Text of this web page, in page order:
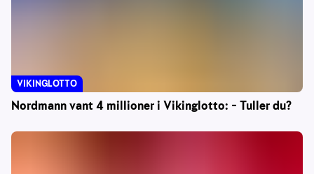
Nordmann vant 4 millioner i Vikinglotto: – Tuller du?
VIKINGLOTTO